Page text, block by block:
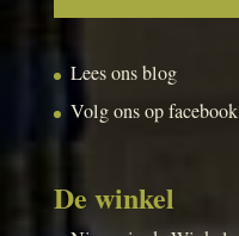
Lees ons blog
Volg ons op facebook
De winkel